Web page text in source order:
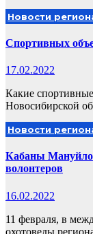
Новости
Спортивных
17.02.2022
Какие
Новосибирской
Новости
Кабаны
волонтеров
16.02.2022
11 февраля, в
охотоведы